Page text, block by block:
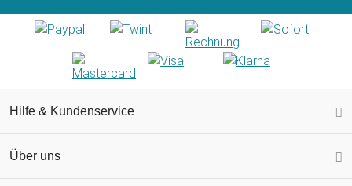
Hilfe & Kundenservice
Über uns